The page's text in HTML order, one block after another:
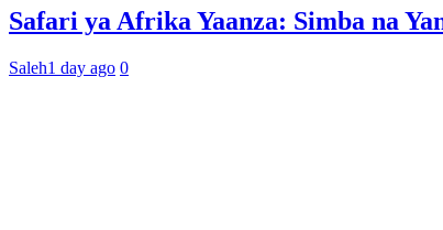
Safari ya Afrika Yaanza: Simba na
Saleh1 day ago 0